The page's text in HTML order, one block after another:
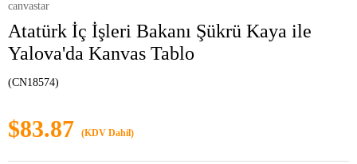
canvastar
Atatürk İç İşleri Bakanı Şükrü Kaya ile
Yalova'da Kanvas Tablo
(CN18574)
$83.87 (KDV Dahil)